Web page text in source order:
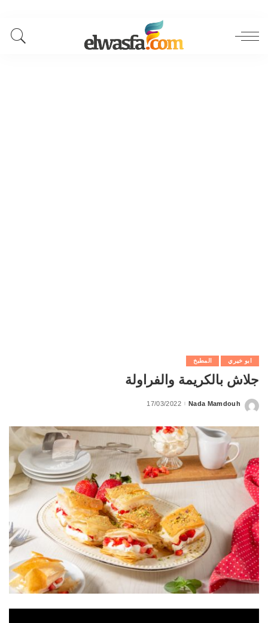
ابو خيري المطبخ
جلاش بالكريمة والفراولة
Posted
Nada Mamdouh
17/03/2022